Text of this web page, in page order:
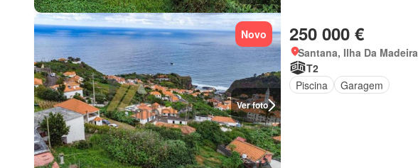
Ver foto
Novo 250 000 €
Santana, Ilha Da Madeira
T2
Piscina
Garagem